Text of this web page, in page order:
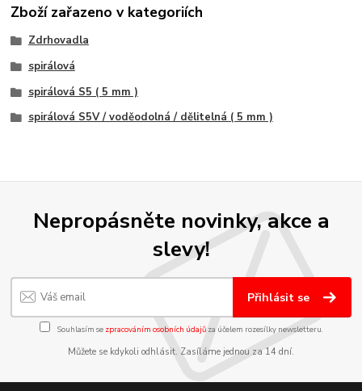
Zboží zařazeno v kategoriích
Zdrhovadla
spirálová
spirálová S5 ( 5 mm )
spirálová S5V / voděodolná / dělitelná ( 5 mm )
Nepropásněte novinky, akce a
slevy!
Přihlásit se
Souhlasím se zpracováním osobních údajůza účelem rozesílky newsletteru.
Můžete se kdykoli odhlásit. Zasíláme jednou za 14 dní.